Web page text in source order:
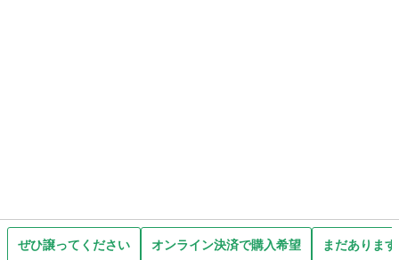
ぜひ譲ってください オンライン決済で購入希望 まだありま